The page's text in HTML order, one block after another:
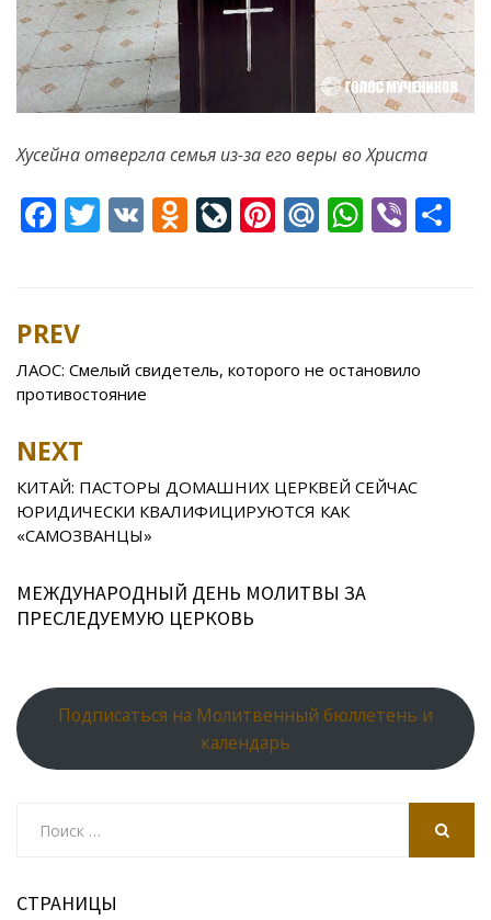
Хусейна отвергла семья из-за его веры во Христа
F
b
o
o
T V O
kl
as
ki
Li
u
r
Pi
st
M
u
W
A
p
Vi
Post
navigation
PREV
ЛАОС: Смелый свидетель, которого не остановило
противостояние
NEXT
КИТАЙ: ПАСТОРЫ ДОМАШНИХ ЦЕРКВЕЙ СЕЙЧАС
ЮРИДИЧЕСКИ КВАЛИФИЦИРУЮТСЯ КАК
«САМОЗВАНЦЫ»
МЕЖДУНАРОДНЫЙ ДЕНЬ МОЛИТВЫ ЗА
ПРЕСЛЕДУЕМУЮ ЦЕРКОВЬ
Подписаться на Молитвенный бюллетень и
календарь
СТРАНИЦЫ